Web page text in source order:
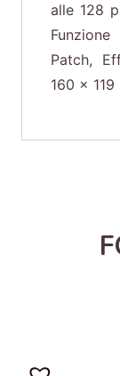
alle 128
Patch,
160 x 119